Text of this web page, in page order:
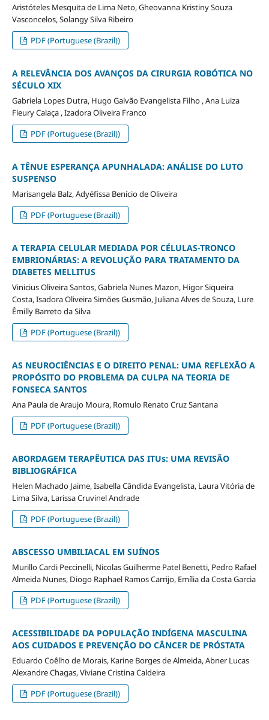
Aristóteles Mesquita de Lima Neto, Gheovanna Kristiny Souza
Vasconcelos, Solangy Silva Ribeiro
PDF (Portuguese (Brazil))
A RELEVÂNCIA DOS AVANÇOS DA CIRURGIA ROBÓTICA NO
SÉCULO XIX
Gabriela Lopes Dutra, Hugo Galvão Evangelista Filho , Ana Luiza
Fleury Calaça , Izadora Oliveira Franco
PDF (Portuguese (Brazil))
A TÊNUE ESPERANÇA APUNHALADA: ANÁLISE DO LUTO
SUSPENSO
Marisangela Balz, Adyéfissa Benício de Oliveira
PDF (Portuguese (Brazil))
A TERAPIA CELULAR MEDIADA POR CÉLULAS-TRONCO
EMBRIONÁRIAS: A REVOLUÇÃO PARA TRATAMENTO DA
DIABETES MELLITUS
Vinicius Oliveira Santos, Gabriela Nunes Mazon, Higor Siqueira
Costa, Isadora Oliveira Simões Gusmão, Juliana Alves de Souza, Lure
Êmilly Barreto da Silva
PDF (Portuguese (Brazil))
AS NEUROCIÊNCIAS E O DIREITO PENAL: UMA REFLEXÃO A
PROPÓSITO DO PROBLEMA DA CULPA NA TEORIA DE
FONSECA SANTOS
Ana Paula de Araujo Moura, Romulo Renato Cruz Santana
PDF (Portuguese (Brazil))
ABORDAGEM TERAPÊUTICA DAS ITUs: UMA REVISÃO
BIBLIOGRÁFICA
Helen Machado Jaime, Isabella Cândida Evangelista, Laura Vitória de
Lima Silva, Larissa Cruvinel Andrade
PDF (Portuguese (Brazil))
ABSCESSO UMBILIACAL EM SUÍNOS
Murillo Cardi Peccinelli, Nicolas Guilherme Patel Benetti, Pedro Rafael
Almeida Nunes, Diogo Raphael Ramos Carrijo, Emília da Costa Garcia
PDF (Portuguese (Brazil))
ACESSIBILIDADE DA POPULAÇÃO INDÍGENA MASCULINA
AOS CUIDADOS E PREVENÇÃO DO CÂNCER DE PRÓSTATA
Eduardo Coêlho de Morais, Karine Borges de Almeida, Abner Lucas
Alexandre Chagas, Viviane Cristina Caldeira
PDF (Portuguese (Brazil))